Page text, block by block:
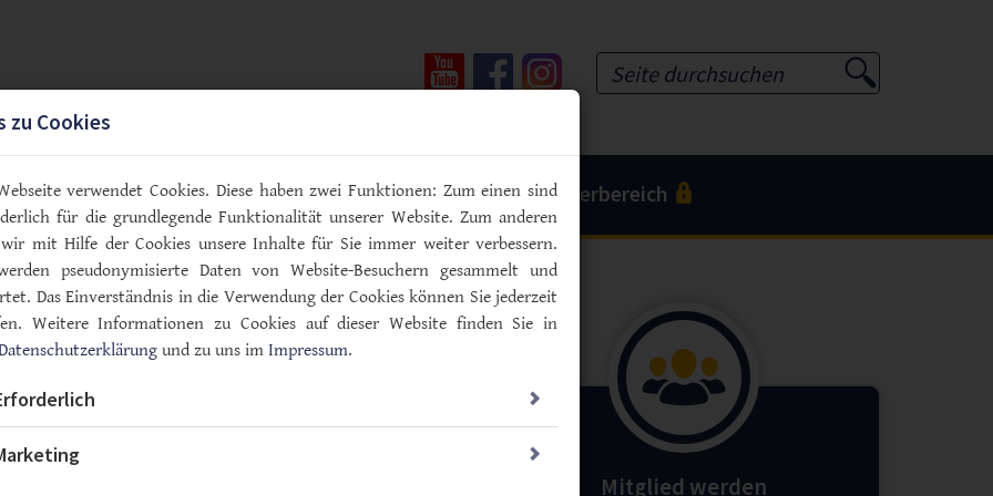
YouTubeFacebookInstagramSuchformular
& Termine Informationen Kontakt Mitgliederbereich
als
Mitglied werden
zu Cookies
verwendet Cookies. Diese haben zwei Funktionen: Zum einen sind
für die grundlegende Funktionalität unserer Website. Zum anderen
mit Hilfe der Cookies unsere Inhalte für Sie immer weiter verbessern.
pseudonymisierte Daten von Website-Besuchern gesammelt und
Das Einverständnis in die Verwendung der Cookies können Sie jederzeit
Weitere Informationen zu Cookies auf dieser Website finden Sie in
und zu uns im Impressum.